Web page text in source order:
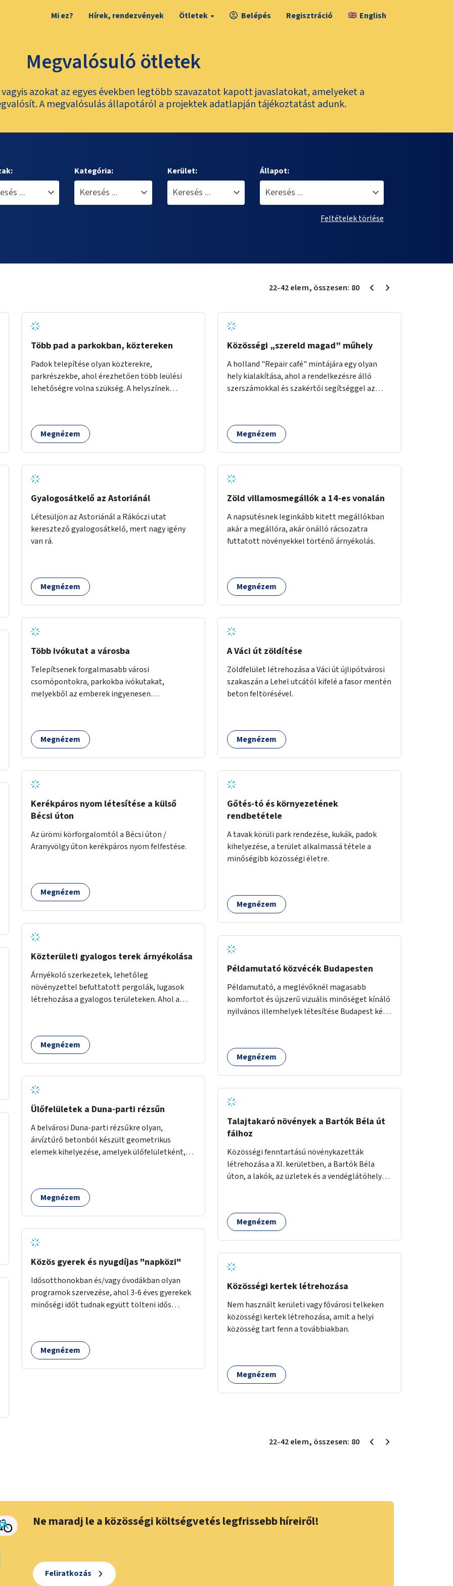
Mi ez? Hírek, rendezvények Ötletek Belépés Regisztráció English
Megvalósuló ötletek
azokat az egyes években legtöbb szavazatot kapott javaslatokat, amelyeket a
A megvalósulás állapotáról a projektek adatlapján tájékoztatást adunk.
Kategória: Kerület: Állapot:
Feltételek törlése
22-42elem, összesen: 80
Több pad a parkokban, köztereken
Padok telepítése olyan közterekre,
parkrészekbe, ahol érezhetően több leülési
lehetőségre volna szükség. A helyszínek
Megnézem
Gyalogosátkelő az Astoriánál
Létesüljön az Astoriánál a Rákóczi utat
keresztező gyalogosátkelő, mert nagy igény
van rá.
Megnézem
Több ivókutat a városba
Telepítsenek forgalmasabb városi
csomópontokra, parkokba ivókutakat,
melyekből az emberek ingyenesen
Megnézem
Kerékpáros nyom létesítése a külső
Bécsi úton
Az ürömi körforgalomtól a Bécsi úton /
Aranyvölgy úton kerékpáros nyom felfestése.
Megnézem
Közterületi gyalogos terek árnyékolása
Árnyékoló szerkezetek, lehetőleg
növényzettel befuttatott pergolák, lugasok
létrehozása a gyalogos területeken. Ahol a
legvégső megoldásként napvitorlák
felszerelése.
Megnézem
Ülőfelületek a Duna-parti rézsűn
A belvárosi Duna-parti rézsűkre olyan,
árvíztűrő betonból készült geometrikus
elemek kihelyezése, amelyek ülőfelületként,
használhatók. Civilek bevonása a fenntartásba.
Megnézem
Közös gyerek és nyugdíjas "napközi"
Idősotthonokban és/vagy óvodákban olyan
programok szervezése, ahol 3-6 éves gyerekek
minőségi időt tudnak együtt tölteni idős
Megnézem
Közösségi „szereld magad” műhely
A holland "Repair café" mintájára egy olyan
hely kialakítása, ahol a rendelkezésre álló
szerszámokkal és szakértői segítséggel az
arra, hogy a közösség tagjai is segítsenek
egymásnak, megosszák tudásukat.
Megnézem
Zöld villamosmegállók a 14-es vonalán
A napsütésnek leginkább kitett megállókban
akár a megállóra, akár önálló rácsozatra
futtatott növényekkel történő árnyékolás.
Megnézem
A Váci út zöldítése
Zöldfelület létrehozása a Váci út újlipótvárosi
szakaszán a Lehel utcától kifelé a fasor mentén
beton feltörésével.
Megnézem
Gőtés-tó és környezetének
rendbetétele
A tavak körüli park rendezése, kukák, padok
kihelyezése, a terület alkalmassá tétele a
minőségibb közösségi életre.
Megnézem
Példamutató közvécék Budapesten
Példamutató, a meglévőknél magasabb
komfortot és újszerű vizuális minőséget kínáló
nyilvános illemhelyek létesítése Budapest két
fenntartási konstrukció kidolgozása; egyéb
kapcsolt szolgáltatások (pl. ivókút,
Megnézem
Talajtakaró növények a Bartók Béla út
fáihoz
Közösségi fenntartású növénykazetták
létrehozása a XI. kerületben, a Bartók Béla
úton, a lakók, az üzletek és a vendéglátóhelyek
Megnézem
Közösségi kertek létrehozása
Nem használt kerületi vagy fővárosi telkeken
közösségi kertek létrehozása, amit a helyi
közösség tart fenn a továbbiakban.
Megnézem
22-42elem, összesen: 80
Ne maradj le a közösségi költségvetés legfrissebb híreiről!
Feliratkozás